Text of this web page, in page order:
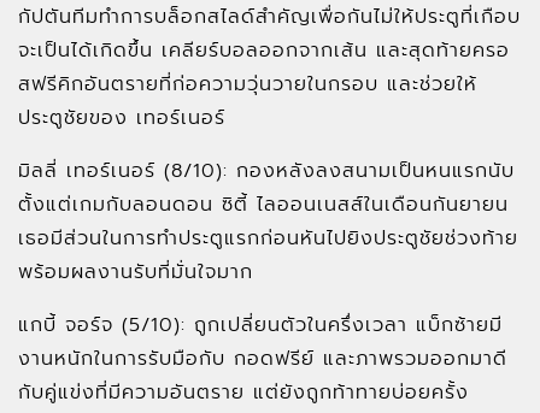
กัปตันทีมทำการบล็อกสไลด์สำคัญเพื่อกันไม่ให้ประตูที่เกือบ
จะเป็นได้เกิดขึ้น เคลียร์บอลออกจากเส้น และสุดท้ายครอ
สฟรีคิกอันตรายที่ก่อความวุ่นวายในกรอบ และช่วยให้
ประตูชัยของ เทอร์เนอร์
มิลลี่ เทอร์เนอร์ (8/10): กองหลังลงสนามเป็นหนแรกนับ
ตั้งแต่เกมกับลอนดอน ซิตี้ ไลออนเนสส์ในเดือนกันยายน
เธอมีส่วนในการทำประตูแรกก่อนหันไปยิงประตูชัยช่วงท้าย
พร้อมผลงานรับที่มั่นใจมาก
แกบี้ จอร์จ (5/10): ถูกเปลี่ยนตัวในครึ่งเวลา แบ็กซ้ายมี
งานหนักในการรับมือกับ กอดฟรีย์ และภาพรวมออกมาดี
กับคู่แข่งที่มีความอันตราย แต่ยังถูกท้าทายบ่อยครั้ง